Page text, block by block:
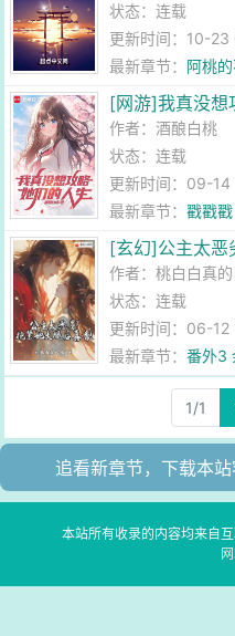
状态：连载
更新时间：10-
最新章节： 阿桃
[网游]我真没想
作者： 酒酿白桃
状态：连载
更新时间：09-
最新章节：戳戳戳
[玄幻]公主太恶
作者：桃白白真的
状态：连载
更新时间：06-12
最新章节：番外3
1/1
追看新章节，下载本
本站所有收录的内容均来自